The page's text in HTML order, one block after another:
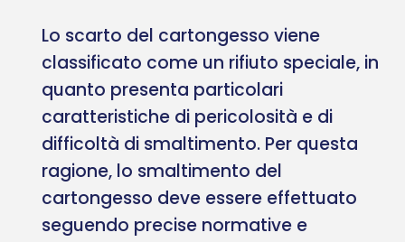
Lo scarto del cartongesso viene
classificato come un rifiuto speciale, in
quanto presenta particolari
caratteristiche di pericolosità e di
difficoltà di smaltimento. Per questa
ragione, lo smaltimento del
cartongesso deve essere effettuato
seguendo precise normative e